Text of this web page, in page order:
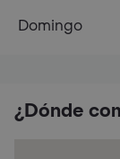
¿Dónde
Domingo